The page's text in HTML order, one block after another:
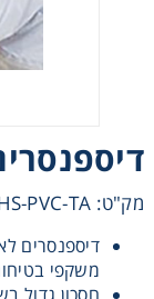
מק"ט: HS-PVC-TA
דיספנסרים
משקפי
Heating
Pumps